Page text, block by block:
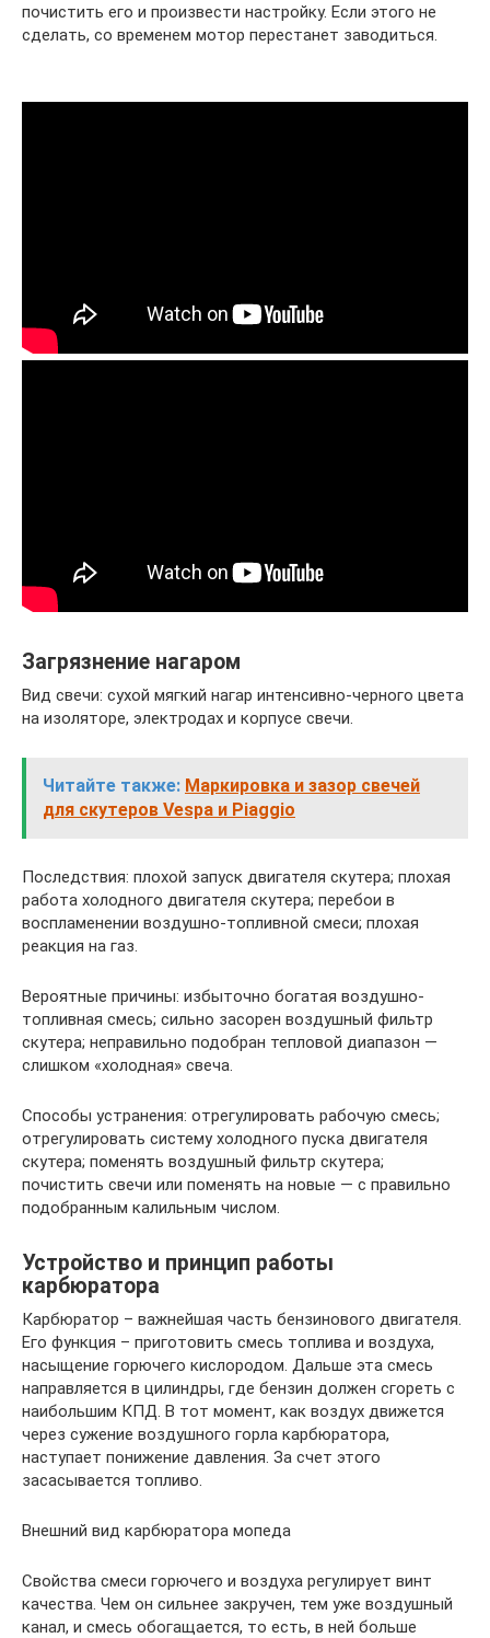
почистить его и произвести настройку. Если этого не
сделать, со временем мотор перестанет заводиться.
Загрязнение нагаром
Вид свечи: сухой мягкий нагар интенсивно-черного цвета
на изоляторе, электродах и корпусе свечи.
Читайте также: Маркировка и зазор свечей
для скутеров Vespa и Piaggio
Последствия: плохой запуск двигателя скутера; плохая
работа холодного двигателя скутера; перебои в
воспламенении воздушно-топливной смеси; плохая
реакция на газ.
Вероятные причины: избыточно богатая воздушно-
топливная смесь; сильно засорен воздушный фильтр
скутера; неправильно подобран тепловой диапазон —
слишком «холодная» свеча.
Способы устранения: отрегулировать рабочую смесь;
отрегулировать систему холодного пуска двигателя
скутера; поменять воздушный фильтр скутера;
почистить свечи или поменять на новые — с правильно
подобранным калильным числом.
Устройство и принцип работы
карбюратора
Карбюратор – важнейшая часть бензинового двигателя.
Его функция – приготовить смесь топлива и воздуха,
насыщение горючего кислородом. Дальше эта смесь
направляется в цилиндры, где бензин должен сгореть с
наибольшим КПД. В тот момент, как воздух движется
через сужение воздушного горла карбюратора,
наступает понижение давления. За счет этого
засасывается топливо.
Внешний вид карбюратора мопеда
Свойства смеси горючего и воздуха регулирует винт
качества. Чем он сильнее закручен, тем уже воздушный
канал, и смесь обогащается, то есть, в ней больше